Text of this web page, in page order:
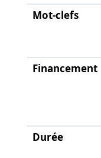
Mot-clefs
Financement
Durée